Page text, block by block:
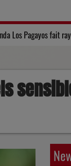
l’été